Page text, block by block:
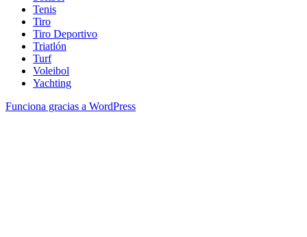
Tenis
Tiro
Tiro Deportivo
Triatlón
Turf
Voleibol
Yachting
Funciona gracias a WordPress